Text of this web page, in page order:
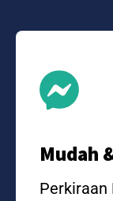
Mudah
Perkiraan